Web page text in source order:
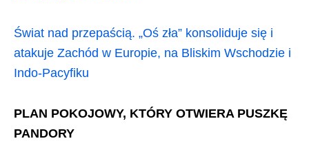
Świat nad przepaścią. „Oś zła” konsoliduje się i
atakuje Zachód w Europie, na Bliskim Wschodzie i
Indo-Pacyfiku
PLAN POKOJOWY, KTÓRY OTWIERA PUSZKĘ
PANDORY